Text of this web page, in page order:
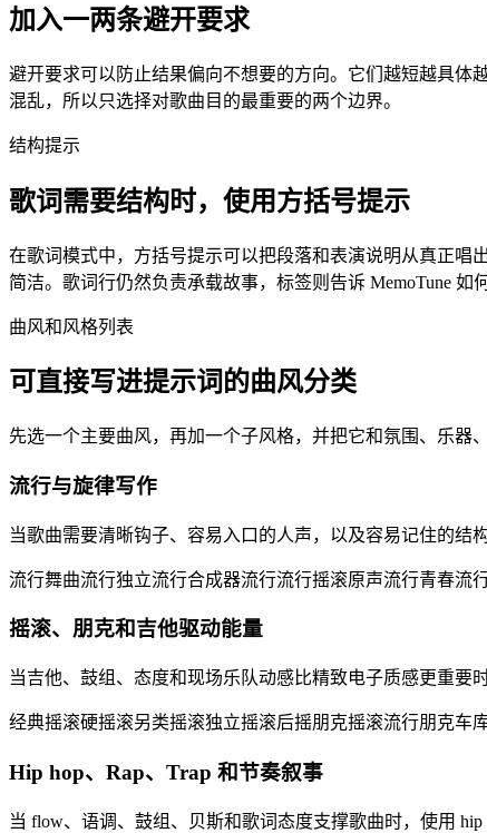
加入一两条避开要求
避开要求可以防止结果偏向不想要的方向。它们越短越具体
混乱，所以只选择对歌曲目的最重要的两个边界。
结构提示
歌词需要结构时，使用方括号提示
在歌词模式中，方括号提示可以把段落和表演说明从真正唱
简洁。歌词行仍然负责承载故事，标签则告诉 MemoTune 如
曲风和风格列表
可直接写进提示词的曲风分类
先选一个主要曲风，再加一个子风格，并把它和氛围、乐器
流行与旋律写作
当歌曲需要清晰钩子、容易入口的人声，以及容易记住的结
流行舞曲流行独立流行合成器流行流行摇滚原声流行青春流
摇滚、朋克和吉他驱动能量
当吉他、鼓组、态度和现场乐队动感比精致电子质感更重要
经典摇滚硬摇滚另类摇滚独立摇滚后摇朋克摇滚流行朋克车
Hip hop、Rap、Trap 和节奏叙事
当 flow、语调、鼓组、贝斯和歌词态度支撑歌曲时，使用